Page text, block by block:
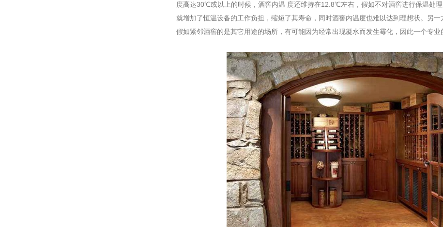
度高达30℃或以上的时候，酒窖内温 度还维持在12.8℃左右，假如不对酒窖进行保温处
就增加了恒温设备的工作负担，缩短了其寿命，同时酒窖内温度也难以达到理想状。另一
假如紧邻酒窖的是其它用途的场所，有可能因为经常出现凝水而发生霉化，因此一个专业